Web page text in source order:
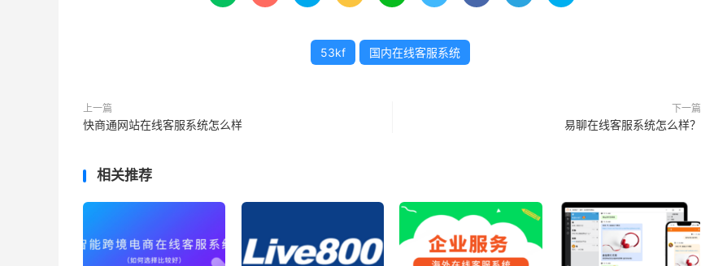
53kf 国内在线客服系统
上一篇
快商通网站在线客服系统怎么样
下一篇
易聊在线客服系统怎么样？
相关推荐